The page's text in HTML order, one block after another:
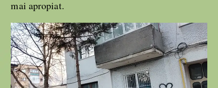
mai apropiat.